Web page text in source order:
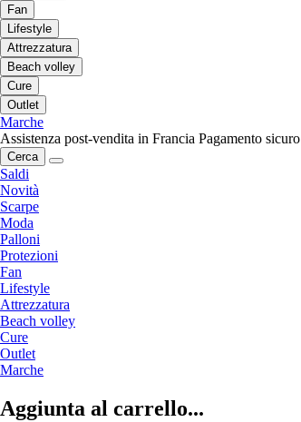
Fan
Lifestyle
Attrezzatura
Beach volley
Cure
Outlet
Marche
Assistenza post-vendita in Francia Pagamento sicuro
Cerca
Saldi
Novità
Scarpe
Moda
Palloni
Protezioni
Fan
Lifestyle
Attrezzatura
Beach volley
Cure
Outlet
Marche
Aggiunta al carrello...